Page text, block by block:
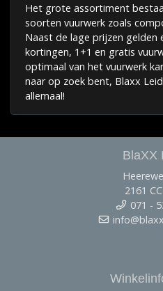
Het grote assortiment
soorten vuurwerk zoals
Naast de lage prijzen gelden
kortingen, 1+1 en gratis
optimaal van het vuurwerk
naar op zoek bent, Blaxx
allemaal!
BlaXX
2161
071 -